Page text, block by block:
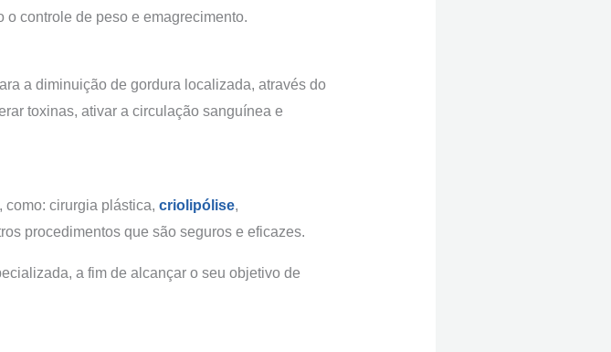
controle de peso e emagrecimento.
a diminuição de gordura localizada, através do
toxinas, ativar a circulação sanguínea e
como: cirurgia plástica, criolipólise,
procedimentos que são seguros e eficazes.
a fim de alcançar o seu objetivo de